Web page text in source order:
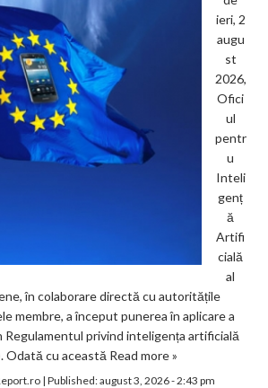
ieri, 2
augu
st
2026,
Ofici
ul
pentr
u
Inteli
genț
ă
Artifi
cială
al
în colaborare directă cu autoritățile
membre, a început punerea în aplicare a
Regulamentul privind inteligența artificială
Odată cu această Read more »
| Published:august 3, 2026 - 2:43 pm